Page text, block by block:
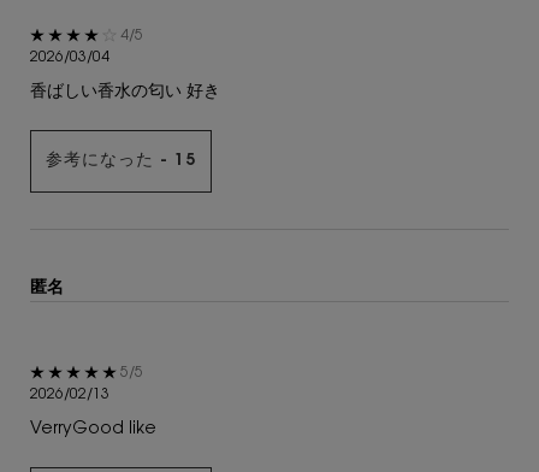
5星中4。
4/5
2026/03/04
香ばしい香水の匂い 好き
参考になった - 15
匿名
5星中5。
5/5
2026/02/13
VerryGood like